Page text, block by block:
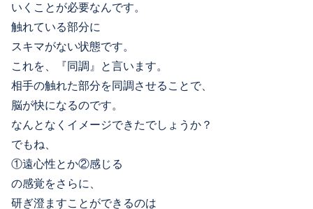
いくことが必要なんです。
触れている部分に
スキマがない状態です。
これを、『同調』と言います。
相手の触れた部分を同調させることで、
脳が快になるのです。
なんとなくイメージできたでしょうか？
でもね、
①遠心性とか②感じる
の感覚をさらに、
研ぎ澄ますことができるのは